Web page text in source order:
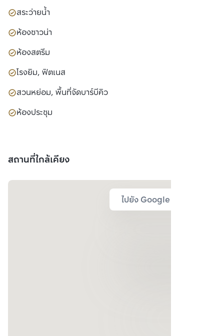
สระว่ายน้ำ
ห้องซาวน่า
ห้องสตรีม
โรงยิม, ฟิตเนส
สวนหย่อม, พื้นที่จัดบาร์บีคิว
ห้องประชุม
สถานที่ใกล้เคียง
ไปยัง Google Map